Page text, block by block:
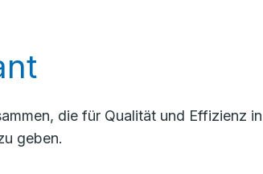
die für Qualität und Effizienz
geben.